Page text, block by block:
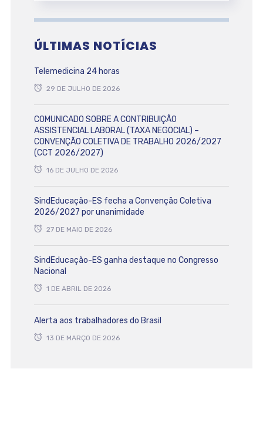
ÚLTIMAS NOTÍCIAS
Telemedicina 24 horas
29 DE JULHO DE 2026
COMUNICADO SOBRE A CONTRIBUIÇÃO
ASSISTENCIAL LABORAL (TAXA NEGOCIAL) –
CONVENÇÃO COLETIVA DE TRABALHO 2026/2027
(CCT 2026/2027)
16 DE JULHO DE 2026
SindEducação-ES fecha a Convenção Coletiva
2026/2027 por unanimidade
27 DE MAIO DE 2026
SindEducação-ES ganha destaque no Congresso
Nacional
1 DE ABRIL DE 2026
Alerta aos trabalhadores do Brasil
13 DE MARÇO DE 2026